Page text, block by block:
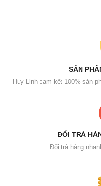
SẢN
Huy Linh cam kết 100% sản
ĐỔI TRẢ
Đổi trả hàng